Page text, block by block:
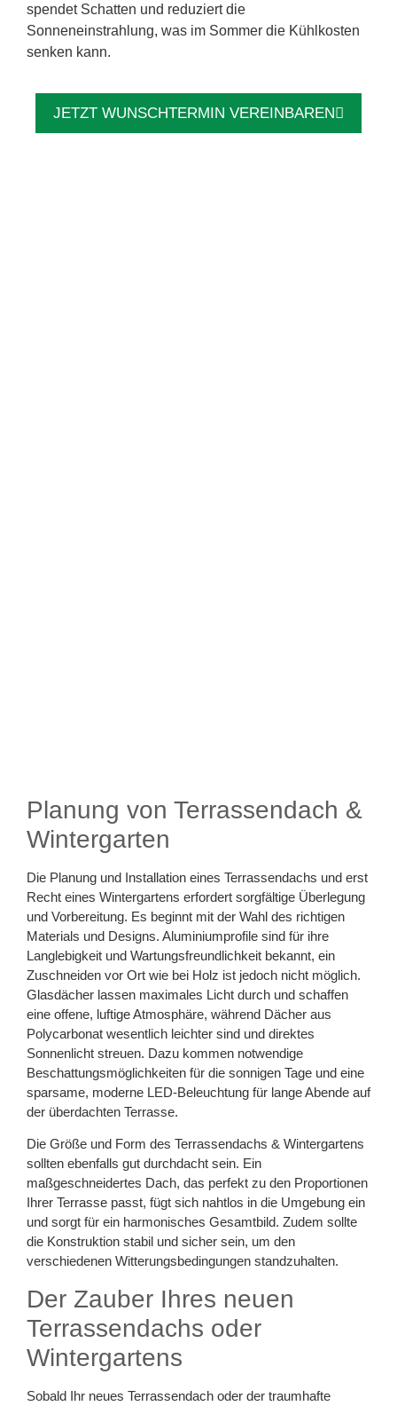
spendet Schatten und reduziert die
Sonneneinstrahlung, was im Sommer die Kühlkosten
senken kann.
JETZT WUNSCHTERMIN VEREINBAREN
Planung von Terrassendach &
Wintergarten
Die Planung und Installation eines Terrassendachs und erst
Recht eines Wintergartens erfordert sorgfältige Überlegung
und Vorbereitung. Es beginnt mit der Wahl des richtigen
Materials und Designs. Aluminiumprofile sind für ihre
Langlebigkeit und Wartungsfreundlichkeit bekannt, ein
Zuschneiden vor Ort wie bei Holz ist jedoch nicht möglich.
Glasdächer lassen maximales Licht durch und schaffen
eine offene, luftige Atmosphäre, während Dächer aus
Polycarbonat wesentlich leichter sind und direktes
Sonnenlicht streuen. Dazu kommen notwendige
Beschattungsmöglichkeiten für die sonnigen Tage und eine
sparsame, moderne LED-Beleuchtung für lange Abende auf
der überdachten Terrasse.
Die Größe und Form des Terrassendachs & Wintergartens
sollten ebenfalls gut durchdacht sein. Ein
maßgeschneidertes Dach, das perfekt zu den Proportionen
Ihrer Terrasse passt, fügt sich nahtlos in die Umgebung ein
und sorgt für ein harmonisches Gesamtbild. Zudem sollte
die Konstruktion stabil und sicher sein, um den
verschiedenen Witterungsbedingungen standzuhalten.
Der Zauber Ihres neuen
Terrassendachs oder
Wintergartens
Sobald Ihr neues Terrassendach oder der traumhafte